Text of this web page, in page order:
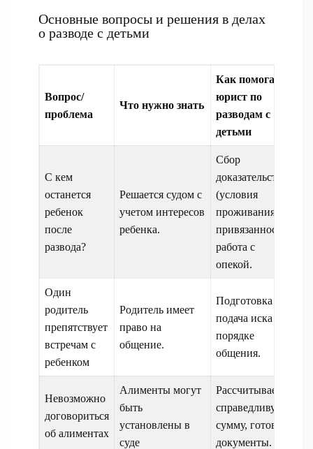
Основные вопросы и решения в делах
о разводе с детьми
Вопрос/
проблема
Что нужно знать
Как помогает
юрист по
разводам с
детьми
С кем
останется
ребенок
после
развода?
Решается судом с
учетом интересов
ребенка.
Сбор
доказательств
(условия
проживания,
привязанность),
работа с
опекой.
Один
родитель
препятствует
встречам с
ребенком
Родитель имеет
право на
общение.
Подготовка и
подача иска о
порядке
общения.
Невозможно
договориться
об алиментах
Алименты могут
быть
установлены в
суде
Рассчитываем
справедливую
сумму, готовим
документы.